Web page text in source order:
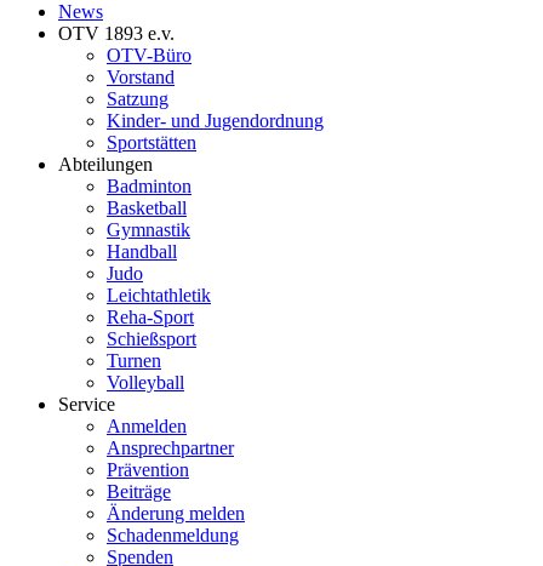
News
OTV 1893 e.v.
OTV-Büro
Vorstand
Satzung
Kinder- und Jugendordnung
Sportstätten
Abteilungen
Badminton
Basketball
Gymnastik
Handball
Judo
Leichtathletik
Reha-Sport
Schießsport
Turnen
Volleyball
Service
Anmelden
Ansprechpartner
Prävention
Beiträge
Änderung melden
Schadenmeldung
Spenden